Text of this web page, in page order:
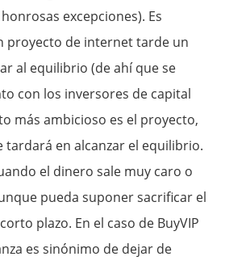
excepciones). Es
proyecto de internet tarde un
al equilibrio (de ahí que se
con los inversores de capital
más ambicioso es el proyecto,
tardará en alcanzar el equilibrio.
el dinero sale muy caro o
pueda suponer sacrificar el
plazo. En el caso de BuyVIP
es sinónimo de dejar de